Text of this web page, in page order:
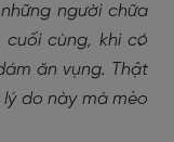
người chữa
cùng, khi có
ăn vụng. Thật
do này mà mèo